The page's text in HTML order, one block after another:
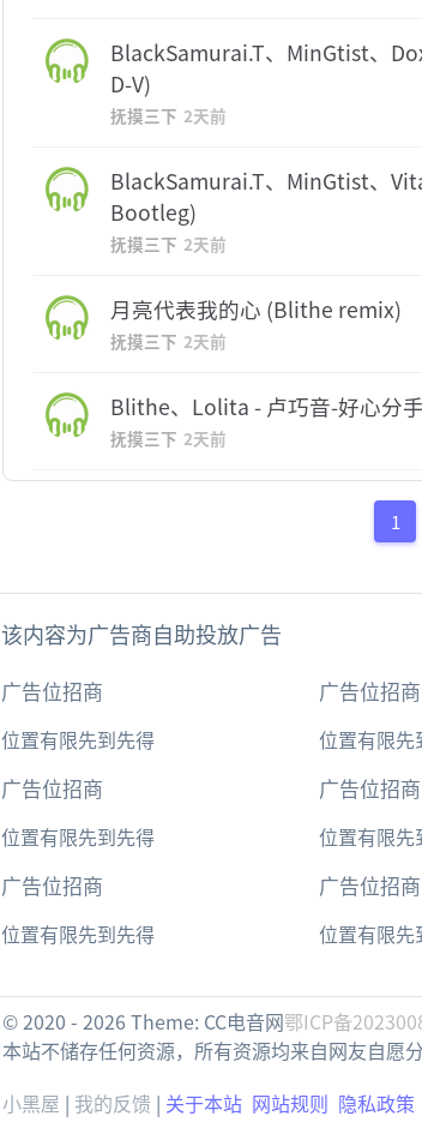
BlackSamurai.T、MinGtist、
D-V)
抚摸三下 2天前
BlackSamurai.T、MinGtist、
Bootleg)
抚摸三下 2天前
月亮代表我的心 (Blithe remix)
抚摸三下 2天前
Blithe、Lolita - 卢巧音-好心分
抚摸三下 2天前
1
该内容为广告商自助投放广告
广告位招商
位置有限先到先得
广告位招商
位置有限先
广告位招商
位置有限先到先得
广告位招商
位置有限先
广告位招商
位置有限先到先得
广告位招商
位置有限先
© 2020 - 2026 Theme: CC电音网鄂ICP备
本站不储存任何资源，所有资源均来自网友自愿
小黑屋 | 我的反馈 | 关于本站 网站规则 隐私政策